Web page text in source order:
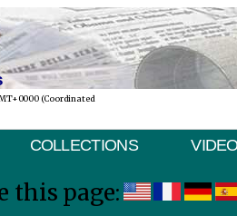
(Coordinated
COLLECTIONS
this page: